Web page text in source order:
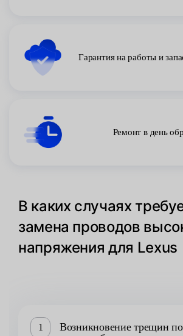
Гарантия на работы и
Ремонт в день
В каких случаях
замена проводов
напряжения для Lexus
1
Возникновение трещин